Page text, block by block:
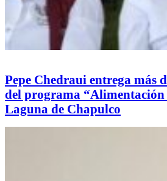
Pepe Chedraui entrega más
del programa
Laguna de Chapulco